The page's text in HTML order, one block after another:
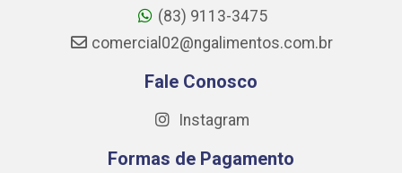
(83) 9113-3475
comercial02@ngalimentos.com.br
Fale Conosco
Instagram
Formas de Pagamento